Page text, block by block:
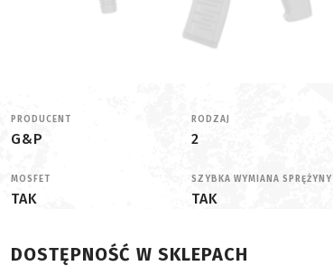
PRODUCENT
G&P
RODZAJ
2
MOSFET
TAK
SZYBKA WYMIANA SPRĘŻYNY
TAK
DOSTĘPNOŚĆ W SKLEPACH